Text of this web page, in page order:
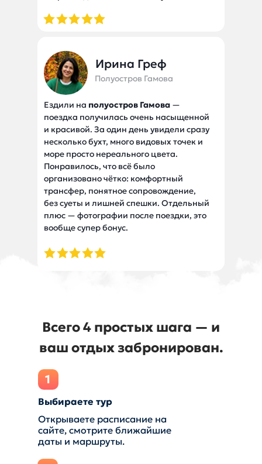
Ирина Греф
Полуостров Гамова
Ездили на полуостров Гамова —
поездка получилась очень насыщенной
и красивой. За один день увидели сразу
несколько бухт, много видовых точек и
море просто нереального цвета.
Понравилось, что всё было
организовано чётко: комфортный
трансфер, понятное сопровождение,
без суеты и лишней спешки. Отдельный
плюс — фотографии после поездки, это
вообще супер бонус.
Всего 4 простых шага — и
ваш отдых забронирован.
Открываете расписание на
сайте, смотрите ближайшие
даты и маршруты.
Выбираете тур
1